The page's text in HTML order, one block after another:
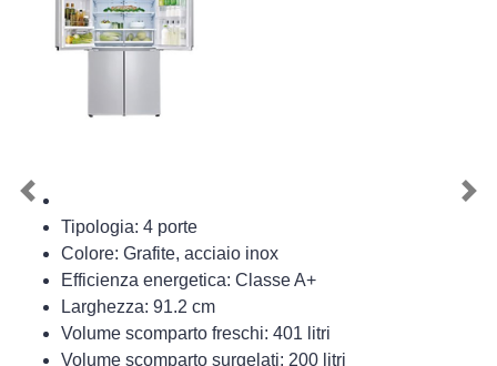
Tipologia: 4 porte
Colore: Grafite, acciaio inox
Efficienza energetica: Classe A+
Larghezza: 91.2 cm
Volume scomparto freschi: 401 litri
Volume scomparto surgelati: 200 litri
Previous